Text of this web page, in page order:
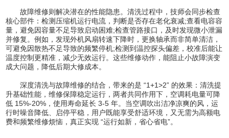
故障维修则解决潜在的性能隐患。清洗过程中，技师会同步检查
核心部件：检测压缩机运行电流，判断是否存在老化衰减;查看电容容
量，避免因容量不足导致启动困难;检查管路接口，及时发现微小泄漏
并修复。例如，发现外机风扇转速下降时，更换轴承而非简单清洁，
可避免因散热不足导致的频繁停机;检测到温控探头偏差，校准后能让
温度控制更精准，减少无效运行。这些维修动作，能阻止小故障演变
成大问题，降低后期大修成本。
深度清洗与故障维修的结合，带来的是 “1+1>2” 的效果：清洗提
升基础性能，维修保障稳定运行，两者共同作用下，空调耗电量可降
低 15%-20%，使用寿命延长 3-5 年。当空调吹出洁净凉爽的风，运
行时噪音降低、启停平稳，用户既能享受舒适环境，又无需为高额电
费和频繁维修烦恼，真正实现 “运行如新，省心省电”。